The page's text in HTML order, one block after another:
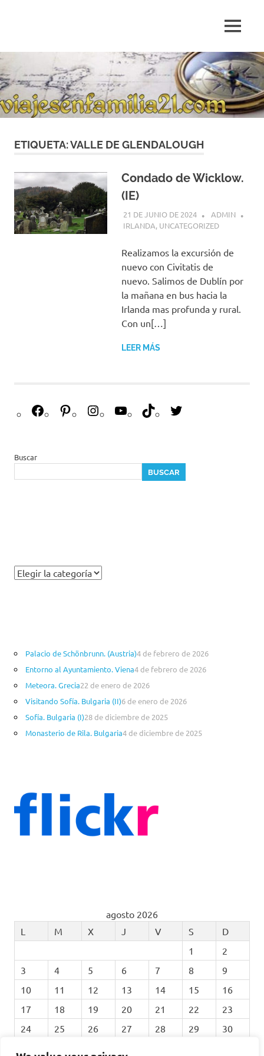
de
de
viajes
personales
MENÚ
ETIQUETA:VALLE DE GLENDALOUGH
Condado de Wicklow.
(IE)
21 DE JUNIO DE 2024
ADMIN
IRLANDA, UNCATEGORIZED
Realizamos la excursión de
nuevo con Civitatis de
nuevo. Salimos de Dublín por
la mañana en bus hacia la
Irlanda mas profunda y rural.
Con un[…]
LEER MÁS
F
b
o
P
e
r
I
a
g
Y
u
b
T
o
k
t
e
Buscar
BUSCAR
C
r
í
a
s
Palacio de Schönbrunn. (Austria)4 de febrero de 2026
Entorno al Ayuntamiento. Viena4 de febrero de 2026
Meteora. Grecia22 de enero de 2026
Visitando Sofía. Bulgaria (II)6 de enero de 2026
Sofía. Bulgaria (I)28 de diciembre de 2025
Monasterio de Rila. Bulgaria4 de diciembre de 2025
agosto 2026
L
M X J V S
D
1
2
3
4 5 6 7 8
9
10
11 12 13 14 15
16
17
18 19 20 21 22
23
24
25 26 27 28 29
30